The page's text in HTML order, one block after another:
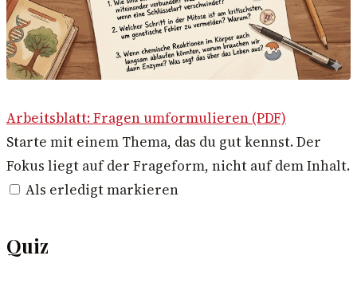
Arbeitsblatt: Fragen umformulieren (PDF)
Starte mit einem Thema, das du gut kennst. Der
Fokus liegt auf der Frageform, nicht auf dem Inhalt.
Als erledigt markieren
Quiz